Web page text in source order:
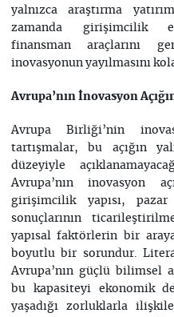
yalnızca araştırma
zamanda girişimcilik
finansman araçlarını
inovasyonun yayılmasını
Avrupa’nın İnovasyon
Avrupa Birliği’nin
tartışmalar, bu açığın
düzeyiyle
Avrupa’nın inovasyon
girişimcilik yapısı,
sonuçlarının
yapısal faktörlerin bir
boyutlu bir sorundur.
Avrupa’nın güçlü bilimsel
bu kapasiteyi ekonomik
yaşadığı zorluklarla